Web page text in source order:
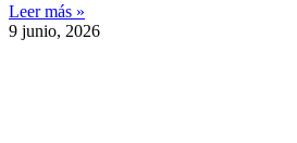
Leer más »
9 junio, 2026